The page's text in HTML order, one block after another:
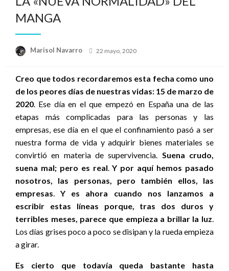
MANGA
Marisol Navarro
Publicado
22 mayo, 2020
Creo que todos recordaremos esta fecha como uno
de los peores días de nuestras vidas: 15 de marzo de
2020. Ese día en el que empezó en España una de las
etapas más complicadas para las personas y las
empresas, ese día en el que el confinamiento pasó a ser
nuestra forma de vida y adquirir bienes materiales se
convirtió en materia de supervivencia. Suena crudo,
suena mal; pero es real.Y por aquí hemos pasado
nosotros, las personas, pero también ellos, las
empresas.Y es ahora cuando nos lanzamos a
escribir estas líneas porque, tras dos duros y
terribles meses, parece que empieza a brillar la luz.
Los días grises poco a poco se disipan y la rueda empieza
a girar.
Es cierto que todavía queda bastante hasta